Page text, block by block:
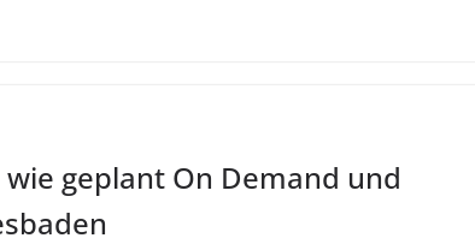
geplant On Demand und